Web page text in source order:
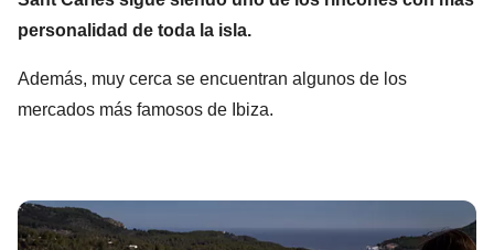
personalidad de toda la isla.
Además, muy cerca se encuentran algunos de los
mercados más famosos de Ibiza.